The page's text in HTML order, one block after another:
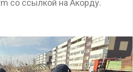
со ссылкой на Акорду.